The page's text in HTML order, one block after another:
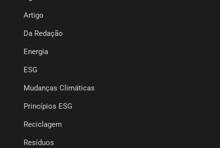
Artigo
Da Redação
Energia
ESG
Mudanças Climáticas
Princípios ESG
Reciclagem
Resíduos